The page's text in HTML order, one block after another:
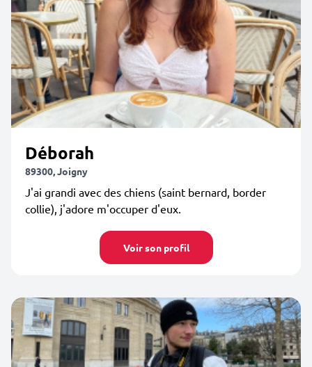
Déborah
89300, Joigny
J'ai grandi avec des chiens (saint bernard, border
collie), j'adore m'occuper d'eux.
Voir son profil